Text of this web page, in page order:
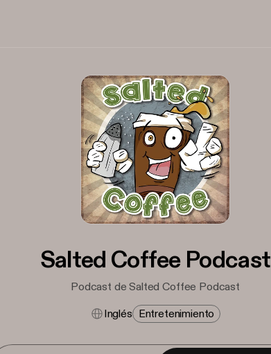
Salted Coffee Podcast
Podcast de Salted Coffee Podcast
Inglés Entretenimiento